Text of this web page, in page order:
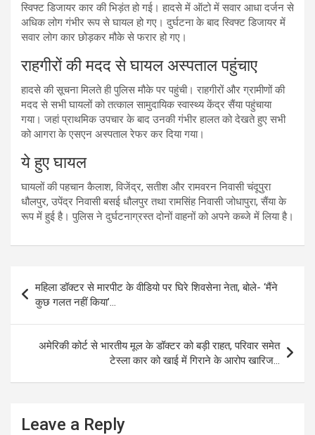
स्विफ्ट डिजायर कार की भिड़ंत हो गई। हादसे में ऑटो में सवार आधा दर्जन से
अधिक लोग गंभीर रूप से घायल हो गए। दुर्घटना के बाद स्विफ्ट डिजायर में
सवार लोग कार छोड़कर मौके से फरार हो गए।
राहगीरों की मदद से घायल अस्पताल पहुंचाए
हादसे की सूचना मिलते ही पुलिस मौके पर पहुंची। राहगीरों और ग्रामीणों की
मदद से सभी घायलों को तत्काल सामुदायिक स्वास्थ्य केंद्र सैंया पहुंचाया
गया। जहां प्राथमिक उपचार के बाद उनकी गंभीर हालत को देखते हुए सभी
को आगरा के एसएन अस्पताल रेफर कर दिया गया।
ये हुए घायल
घायलों की पहचान कैलाश, विजेंद्र, सतीश और रामवरन निवासी चंदूपुरा
धौलपुर, उपेंद्र निवासी बसई धौलपुर तथा रामसिंह निवासी जोधापुरा, सैंया के
रूप में हुई है। पुलिस ने दुर्घटनाग्रस्त दोनों वाहनों को अपने कब्जे में लिया है।
navigation
महिला डॉक्टर से मारपीट के वीडियो पर घिरे शिवसेना नेता, बोले- ‘मैंने
कुछ गलत नहीं किया’…
अमेरिकी कोर्ट से भारतीय मूल के डॉक्टर को बड़ी राहत, परिवार समेत
टेस्ला कार को खाई में गिराने के आरोप खारिज…
Leave a Reply